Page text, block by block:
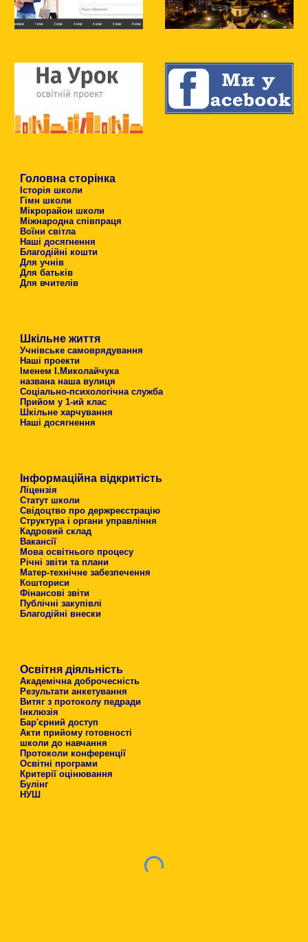
Головна сторінка
Історія школи
Гімн школи
Мікрорайон школи
Міжнародна співпраця
Воїни світла
Наші досягнення
Благодійні кошти
Для учнів
Для батьків
Для вчителів
Шкільне життя
Учнівське самоврядування
Наші проекти
Іменем І.Миколайчука
названа наша вулиця
Соціально-психологічна служба
Прийом у 1-ий клас
Шкільне харчування
Наші досягнення
Інформаційна відкритість
Ліцензія
Статут школи
Свідоцтво про держреєстрацію
Структура і органи управління
Кадровий склад
Вакансії
Мова освітнього процесу
Річні звіти та плани
Матер-технічне забезпечення
Кошториси
Фінансові звіти
Публічні закупівлі
Благодійні внески
Освітня діяльність
Академічна доброчесність
Результати анкетування
Витяг з протоколу педради
Інклюзія
Бар'єрний доступ
Акти прийому готовності
школи до навчання
Протоколи конференції
Освітні програми
Критерії оцінювання
Булінг
НУШ